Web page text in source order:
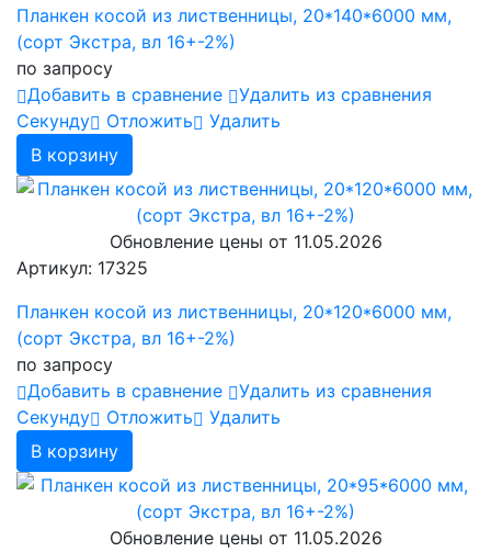
Планкен косой из лиственницы, 20*140*6000 мм,
(сорт Экстра, вл 16+-2%)
по запросу
Добавить в сравнение
Удалить из сравнения
Cекунду
Отложить
Удалить
В корзину
Обновление цены от 11.05.2026
Артикул: 17325
Планкен косой из лиственницы, 20*120*6000 мм,
(сорт Экстра, вл 16+-2%)
по запросу
Добавить в сравнение
Удалить из сравнения
Cекунду
Отложить
Удалить
В корзину
Обновление цены от 11.05.2026